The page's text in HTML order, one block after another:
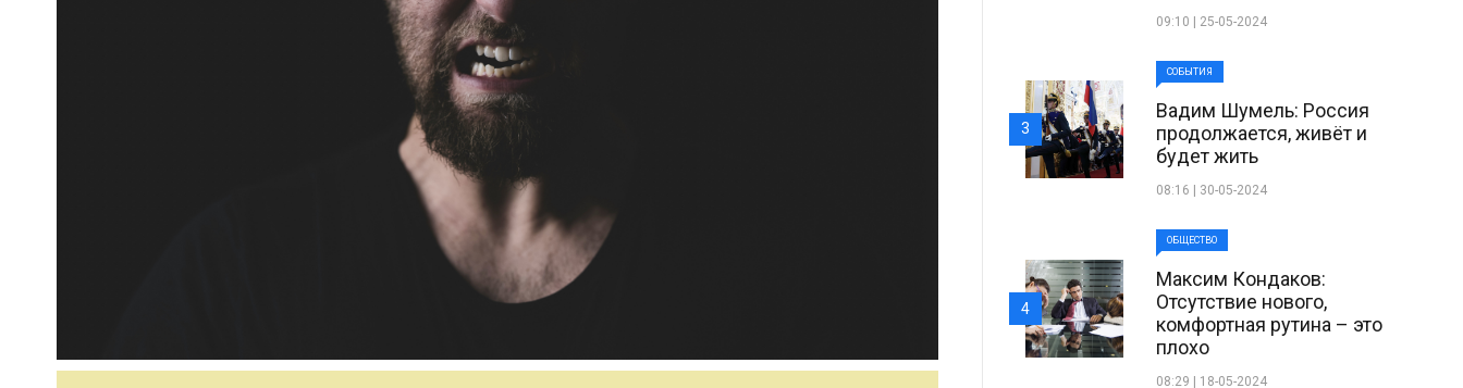
09:10 | 25-05-2024
СОБЫТИЯ
Вадим Шумель: Россия
продолжается, живёт и
будет жить
08:16 | 30-05-2024
3
ОБЩЕСТВО
Максим Кондаков:
Отсутствие нового,
комфортная рутина – это
плохо
08:29 | 18-05-2024
4